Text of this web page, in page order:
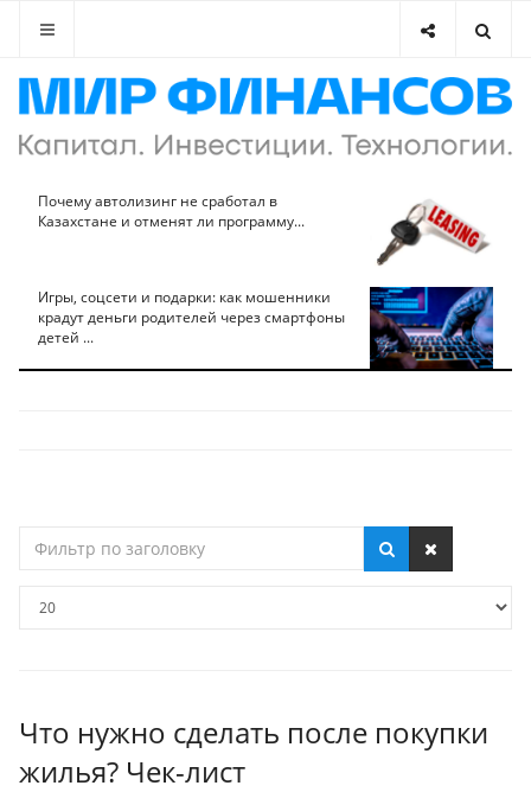
Почему автолизинг не сработал в
Казахстане и отменят ли программу...
Игры, соцсети и подарки: как мошенники
крадут деньги родителей через смартфоны
детей ...
по
Что нужно сделать после покупки
жилья? Чек-лист